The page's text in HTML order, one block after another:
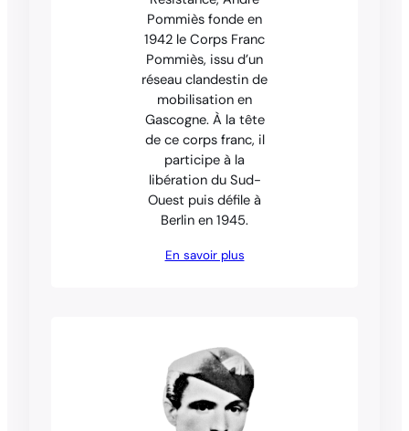
Pommiès fonde en
1942 le Corps Franc
Pommiès, issu d’un
réseau clandestin de
mobilisation en
Gascogne. À la tête
de ce corps franc, il
participe à la
libération du Sud-
Ouest puis défile à
Berlin en 1945.
En savoir plus